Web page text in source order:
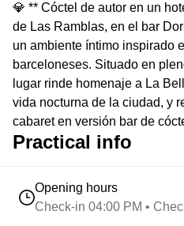
💎 ** Cóctel de autor en un
de Las Ramblas, en el bar
un ambiente íntimo inspirado
barceloneses. Situado en
lugar rinde homenaje a La
vida nocturna de la ciudad, y
cabaret en versión bar de
Practical info
Opening hours
Check-in 04:00 PM •